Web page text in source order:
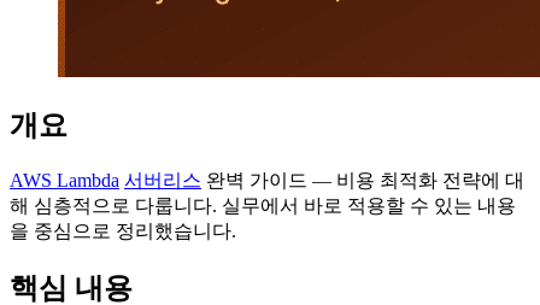
개요
AWS Lambda 서버리스 완벽 가이드 — 비용 최적화 전략에 대
해 심층적으로 다룹니다. 실무에서 바로 적용할 수 있는 내용
을 중심으로 정리했습니다.
핵심 내용